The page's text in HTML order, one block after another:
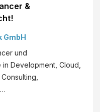
&
GmbH
und
Development, Cloud,